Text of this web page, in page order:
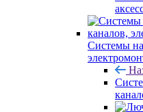
Системы